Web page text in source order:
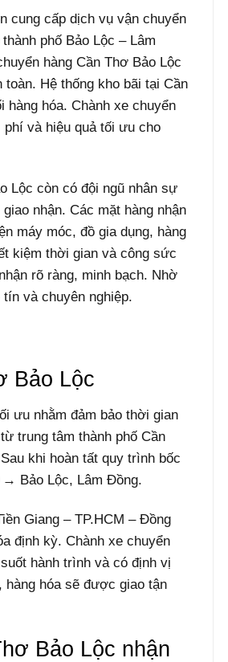
cung cấp dịch vụ vận chuyển
phố Bảo Lộc – Lâm
hàng Cần Thơ Bảo Lộc
Hệ thống kho bãi tại Cần
hàng hóa. Chành xe chuyển
phí và hiệu quả tối ưu cho
Lộc còn có đội ngũ nhân sự
nhận. Các mặt hàng nhận
máy móc, đồ gia dụng, hàng
kiệm thời gian và công sức
rõ ràng, minh bạch. Nhờ
và chuyên nghiệp.
Bảo Lộc
ưu nhằm đảm bảo thời gian
trung tâm thành phố Cần
khi hoàn tất quy trình bốc
→ Bảo Lộc, Lâm Đồng.
Giang – TP.HCM – Đồng
định kỳ. Chành xe chuyển
hành trình và có định vị
hàng hóa sẽ được giao tận
Bảo Lộc nhận